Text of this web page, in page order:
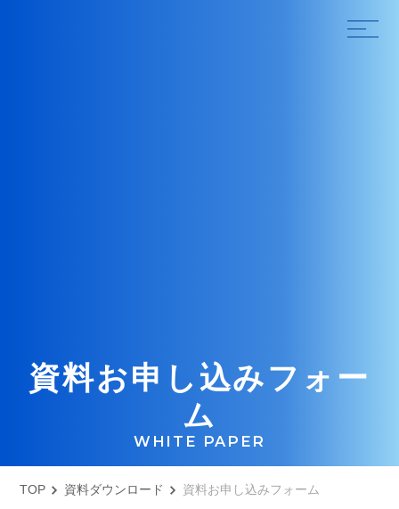
資料お申 し 込みフ ォ ー
ム
WHITE PAPER
TOP 資料ダウンロード 資料お申し込みフォーム